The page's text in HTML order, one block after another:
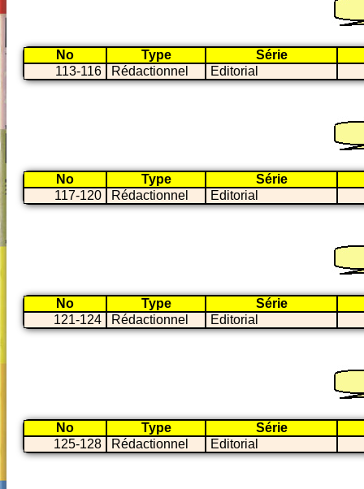
No Type
Série
113-116
Rédactionnel Editorial
No Type
Série
117-120
Rédactionnel Editorial
No Type
Série
121-124
Rédactionnel Editorial
No Type
Série
125-128
Rédactionnel Editorial